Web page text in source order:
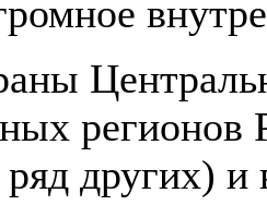
регионов
других) и